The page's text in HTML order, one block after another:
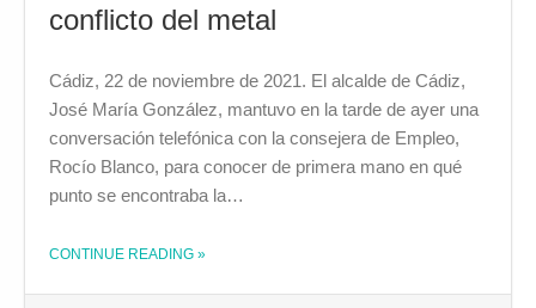
conflicto del metal
Cádiz, 22 de noviembre de 2021. El alcalde de Cádiz,
José María González, mantuvo en la tarde de ayer una
conversación telefónica con la consejera de Empleo,
Rocío Blanco, para conocer de primera mano en qué
punto se encontraba la…
CONTINUE READING THE "EL ALCALDE SE OFRECE A LA JUNTA DE ANDALUCÍA PARA MEDIAR EN EL CONFLICTO DEL METAL"
»